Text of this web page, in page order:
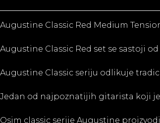
Augustine Classic Red Medium
Augustine Classic Red set se sastoji
Augustine Classic seriju odlikuje
Jedan od najpoznatijih gitarista koji je
Osim classic serije Augustine